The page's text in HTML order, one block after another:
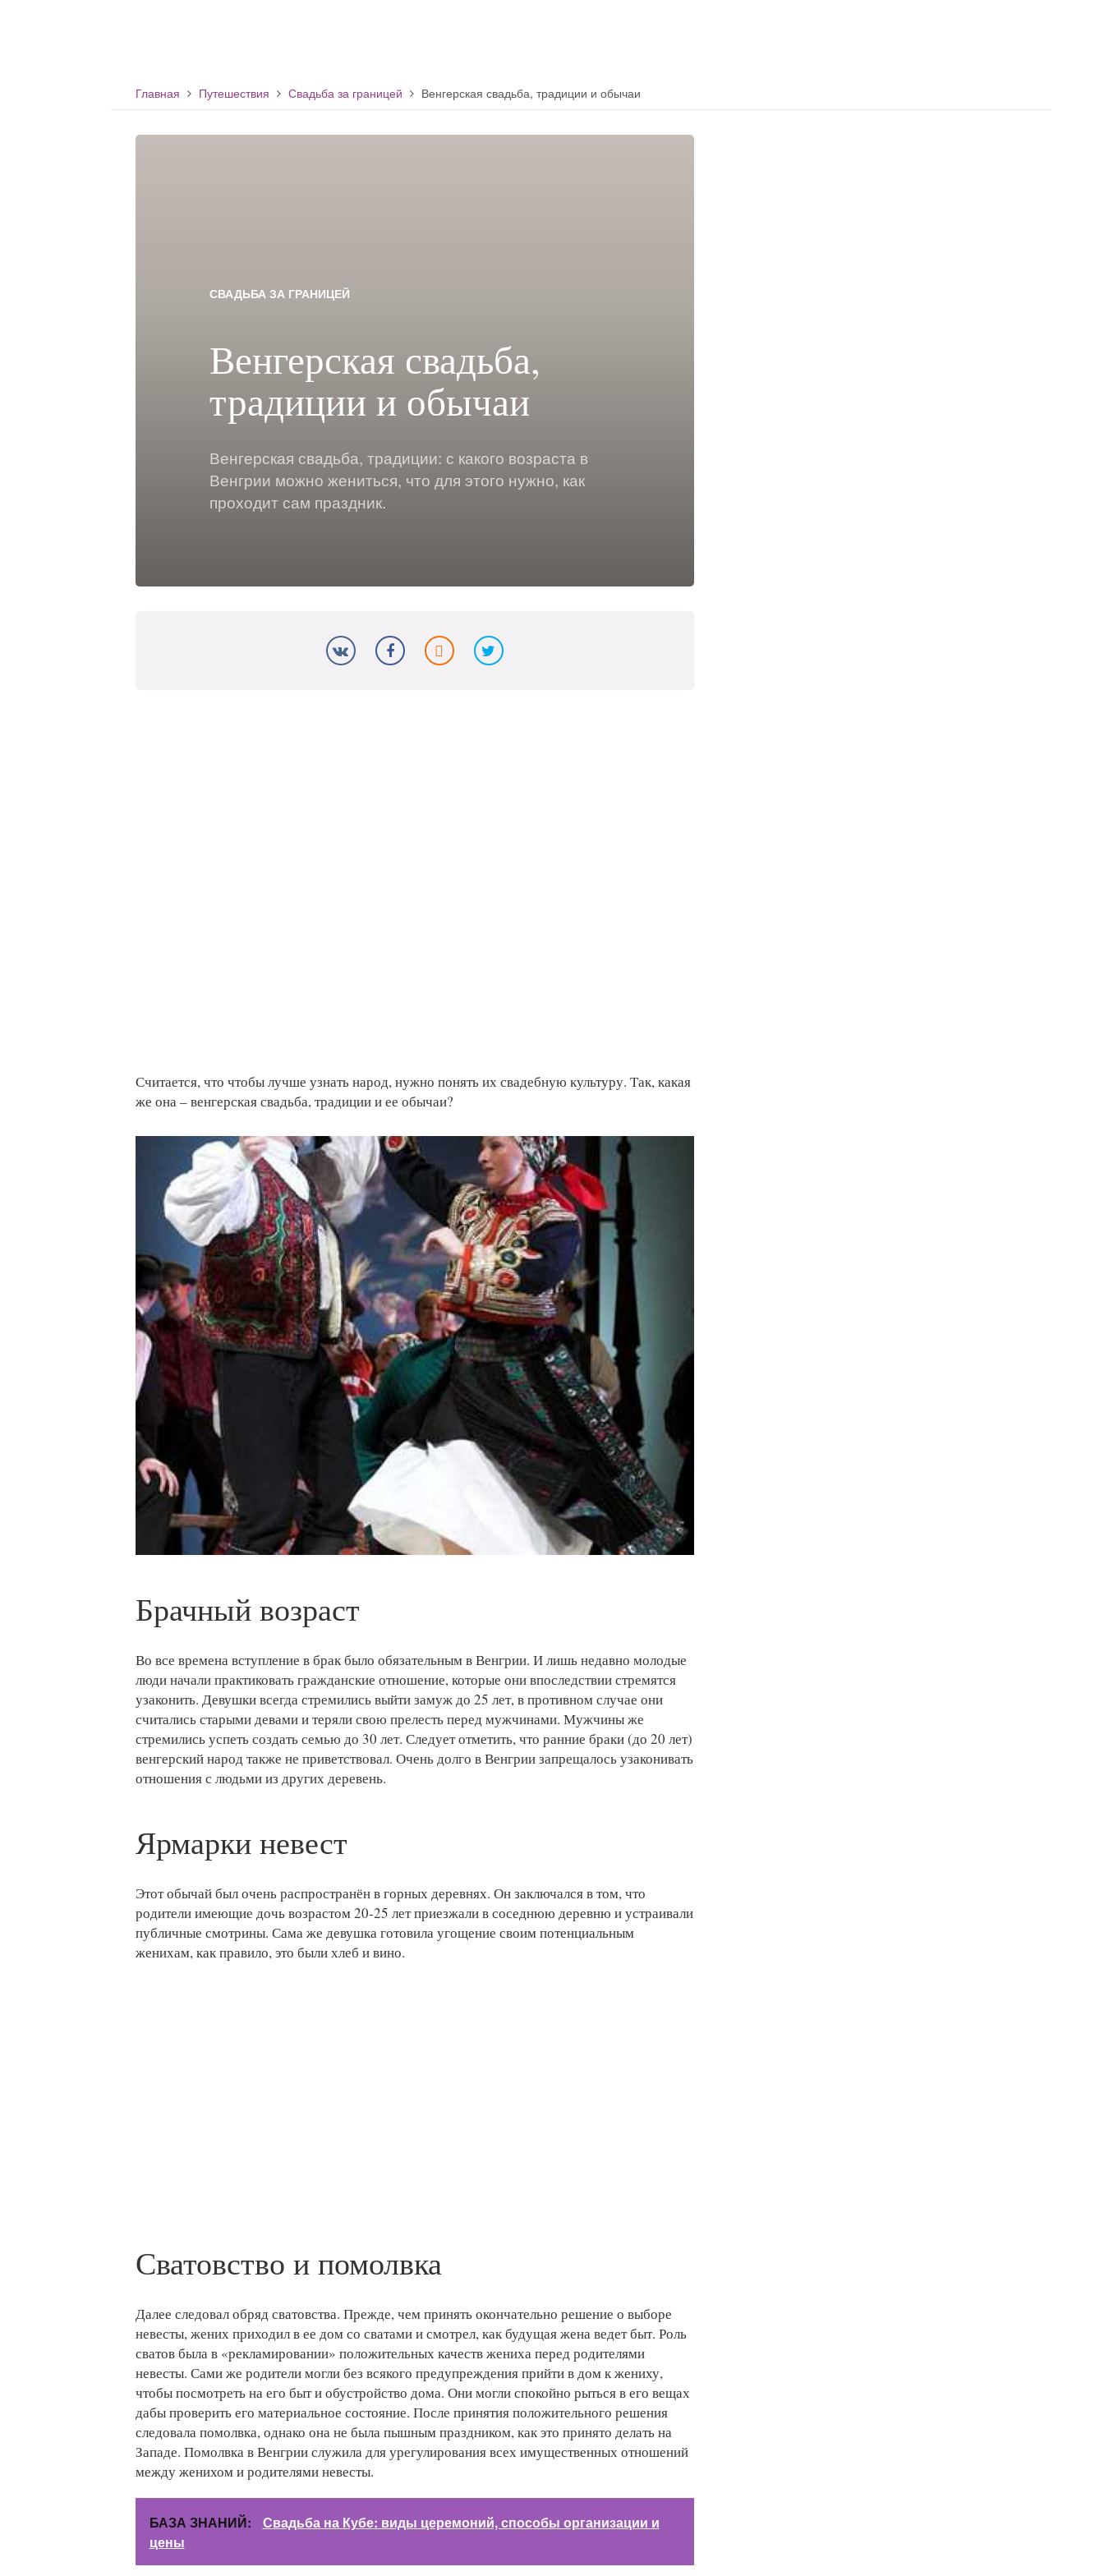
Главная Путешествия Свадьба за границей Венгерская свадьба, традиции и обычаи
СВАДЬБА ЗА ГРАНИЦЕЙ
Венгерская свадьба,
традиции и обычаи
Венгерская свадьба, традиции: с какого возраста в
Венгрии можно жениться, что для этого нужно, как
проходит сам праздник.
Считается, что чтобы лучше узнать народ, нужно понять их свадебную культуру. Так, какая
же она – венгерская свадьба, традиции и ее обычаи?
Брачный возраст
Во все времена вступление в брак было обязательным в Венгрии. И лишь недавно молодые
люди начали практиковать гражданские отношение, которые они впоследствии стремятся
узаконить. Девушки всегда стремились выйти замуж до 25 лет, в противном случае они
считались старыми девами и теряли свою прелесть перед мужчинами. Мужчины же
стремились успеть создать семью до 30 лет. Следует отметить, что ранние браки (до 20 лет)
венгерский народ также не приветствовал. Очень долго в Венгрии запрещалось узаконивать
отношения с людьми из других деревень.
Ярмарки невест
Этот обычай был очень распространён в горных деревнях. Он заключался в том, что
родители имеющие дочь возрастом 20-25 лет приезжали в соседнюю деревню и устраивали
публичные смотрины. Сама же девушка готовила угощение своим потенциальным
женихам, как правило, это были хлеб и вино.
Сватовство и помолвка
Далее следовал обряд сватовства. Прежде, чем принять окончательно решение о выборе
невесты, жених приходил в ее дом со сватами и смотрел, как будущая жена ведет быт. Роль
сватов была в «рекламировании» положительных качеств жениха перед родителями
невесты. Сами же родители могли без всякого предупреждения прийти в дом к жениху,
чтобы посмотреть на его быт и обустройство дома. Они могли спокойно рыться в его вещах
дабы проверить его материальное состояние. После принятия положительного решения
следовала помолвка, однако она не была пышным праздником, как это принято делать на
Западе. Помолвка в Венгрии служила для урегулирования всех имущественных отношений
между женихом и родителями невесты.
БАЗА ЗНАНИЙ:
Свадьба на Кубе: виды церемоний, способы организации и
цены